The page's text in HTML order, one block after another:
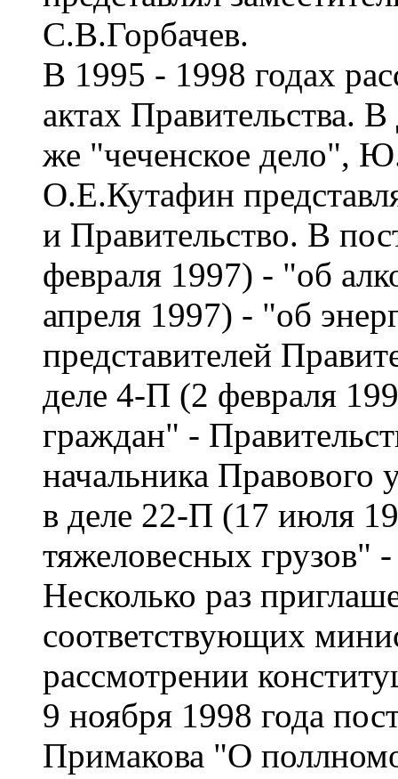
С.В.Горбачев.
В 1995 - 1998 годах
актах Правительства.
же "чеченское дело",
О.Е.Кутафин
и Правительство. В
февраля 1997) - "об
апреля 1997) - "об
представителей
деле 4-П (2 февраля
граждан" -
начальника
в деле 22-П (17 июля
тяжеловесных грузов"
Несколько раз
соответствующих
рассмотрении
9 ноября 1998 года
Примакова "О